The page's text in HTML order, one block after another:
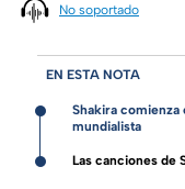
No soportado
EN ESTA NOTA
Shakira comienza
mundialista
Las canciones de